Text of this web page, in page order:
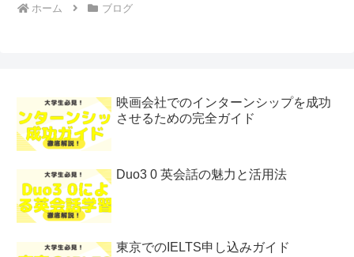
ホーム ブログ
映画会社でのインターンシップを成功
させるための完全ガイド
Duo3 0 英会話の魅力と活用法
東京でのIELTS申し込みガイド